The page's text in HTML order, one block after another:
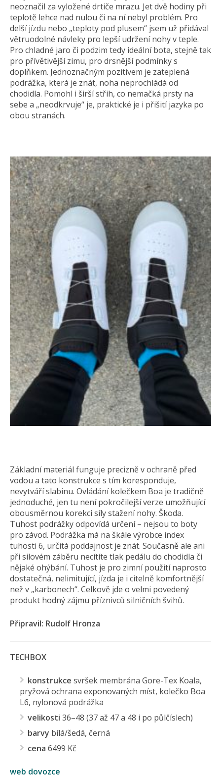
neoznačil za vyložené drtiče mrazu. Jet dvě hodiny při
teplotě lehce nad nulou či na ní nebyl problém. Pro
delší jízdu nebo „teploty pod plusem“ jsem už přidával
větruodolné návleky pro lepší udržení nohy v teple.
Pro chladné jaro či podzim tedy ideální bota, stejně tak
pro přívětivější zimu, pro drsnější podmínky s
doplňkem. Jednoznačným pozitivem je zateplená
podrážka, která je znát, noha neprochládá od
chodidla. Pomohl i širší střih, co nemačká prsty na
sebe a „neodkrvuje“ je, praktické je i přišití jazyka po
obou stranách.
Základní materiál funguje precizně v ochraně před
vodou a tato konstrukce s tím koresponduje,
nevytváří slabinu. Ovládání kolečkem Boa je tradičně
jednoduché, jen tu není pokročilejší verze umožňující
obousměrnou korekci síly stažení nohy. Škoda.
Tuhost podrážky odpovídá určení – nejsou to boty
pro závod. Podrážka má na škále výrobce index
tuhosti 6, určitá poddajnost je znát. Současně ale ani
při silovém záběru necítíte tlak pedálu do chodidla či
nějaké ohýbání. Tuhost je pro zimní použití naprosto
dostatečná, nelimitující, jízda je i citelně komfortnější
než v „karbonech“. Celkově jde o velmi povedený
produkt hodný zájmu příznivců silničních švihů.
Připravil: Rudolf Hronza
TECHBOX
konstrukce svršek membrána Gore-Tex Koala,
pryžová ochrana exponovaných míst, kolečko Boa
L6, nylonová podrážka
velikosti 36–48 (37 až 47 a 48 i po půlčíslech)
barvy bílá/šedá, černá
cena 6499 Kč
web dovozce